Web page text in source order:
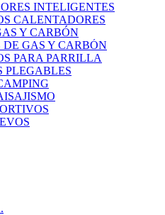
INTELIGENTES
CALENTADORES
Y CARBÓN
GAS Y CARBÓN
PARA PARRILLA
PLEGABLES